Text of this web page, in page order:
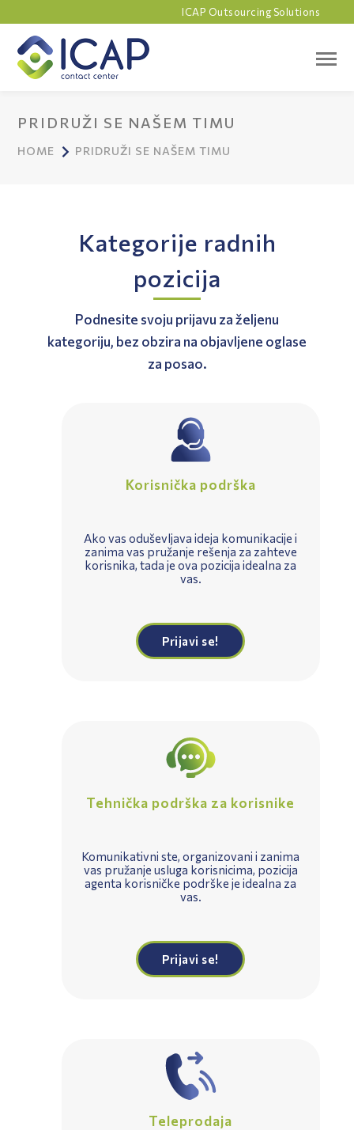
ICAP Outsourcing Solutions
PRIDRUŽI SE NAŠEM TIMU
HOME PRIDRUŽI SE NAŠEM TIMU
Kategorije radnih
pozicija
Podnesite svoju prijavu za željenu
kategoriju, bez obzira na objavljene oglase
za posao.
Korisnička podrška
Ako vas oduševljava ideja komunikacije i
zanima vas pružanje rešenja za zahteve
korisnika, tada je ova pozicija idealna za
vas.
Prijavi se!
Tehnička podrška za korisnike
Komunikativni ste, organizovani i zanima
vas pružanje usluga korisnicima, pozicija
agenta korisničke podrške je idealna za
vas.
Prijavi se!
Teleprodaja